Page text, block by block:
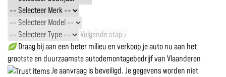
Volgende stap ›
Draag bij aan een beter milieu en verkoop je auto nu aan het
grootste en duurzaamste autodemontagebedrijf van Vlaanderen
Je aanvraag is beveiligd. Je gegevens worden niet